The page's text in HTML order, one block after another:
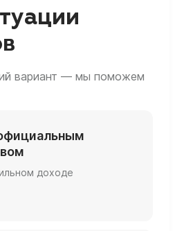
вариант — мы поможем
доходе